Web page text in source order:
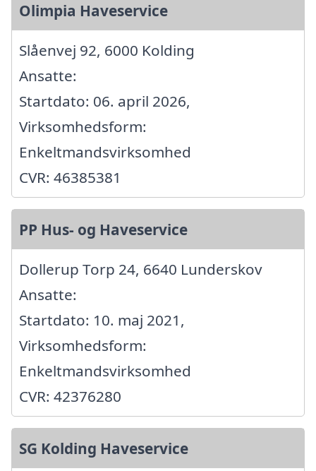
Olimpia Haveservice
Slåenvej 92, 6000 Kolding
Ansatte:
Startdato: 06. april 2026,
Virksomhedsform:
Enkeltmandsvirksomhed
CVR: 46385381
PP Hus- og Haveservice
Dollerup Torp 24, 6640 Lunderskov
Ansatte:
Startdato: 10. maj 2021,
Virksomhedsform:
Enkeltmandsvirksomhed
CVR: 42376280
SG Kolding Haveservice